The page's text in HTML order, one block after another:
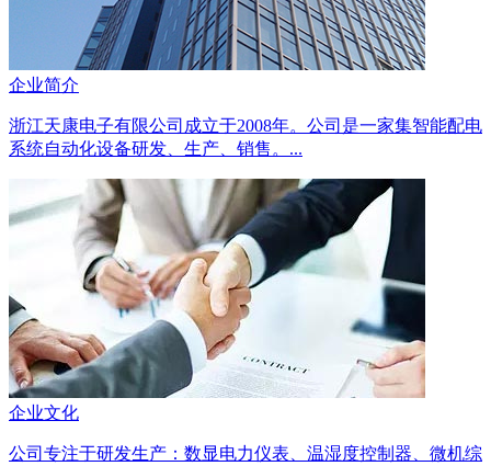
企业简介
浙江天康电子有限公司成立于2008年。公司是一家集智能配电
系统自动化设备研发、生产、销售。...
企业文化
公司专注于研发生产：数显电力仪表、温湿度控制器、微机综